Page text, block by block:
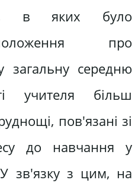
в яких було
про
загальну середню
учителя більш
пов'язані зі
до навчання у
зв'язку з цим, на